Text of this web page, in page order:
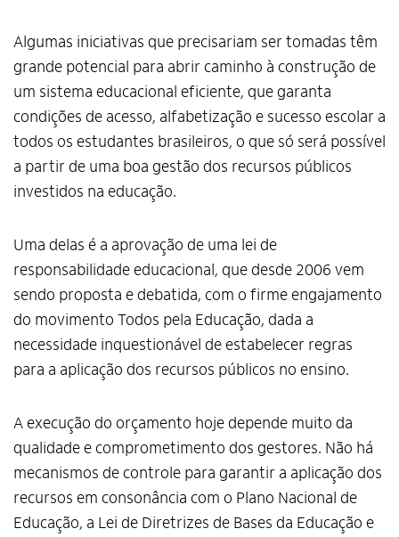
Algumas iniciativas que precisariam ser tomadas têm
grande potencial para abrir caminho à construção de
um sistema educacional eficiente, que garanta
condições de acesso, alfabetização e sucesso escolar a
todos os estudantes brasileiros, o que só será possível
a partir de uma boa gestão dos recursos públicos
investidos na educação.
Uma delas é a aprovação de uma lei de
responsabilidade educacional, que desde 2006 vem
sendo proposta e debatida, com o firme engajamento
do movimento Todos pela Educação, dada a
necessidade inquestionável de estabelecer regras
para a aplicação dos recursos públicos no ensino.
A execução do orçamento hoje depende muito da
qualidade e comprometimento dos gestores. Não há
mecanismos de controle para garantir a aplicação dos
recursos em consonância com o Plano Nacional de
Educação, a Lei de Diretrizes de Bases da Educação e